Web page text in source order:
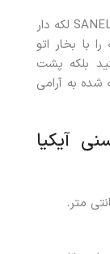
اگر پارچه مخمل روکش کوسن ایکیا مدل SANELA لکه دار
با بخار اتو
بلکه پشت
به آرامی
آیکیا